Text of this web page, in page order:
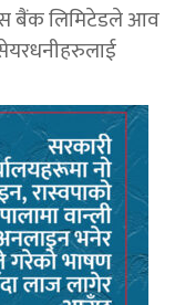
बैंक लिमिटेडले आव